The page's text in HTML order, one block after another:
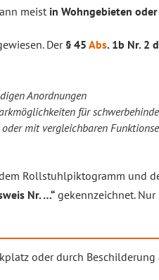
meist in Wohngebieten
Der§ 45 Abs. 1b Nr. 2
Anordnungen
für
mit vergleichbaren
Rollstuhlpiktogramm und
Nr. …“gekennzeichnet.
oder durch